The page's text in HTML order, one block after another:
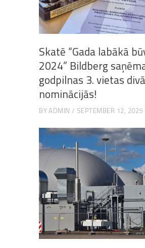
Skatē “Gada labākā
2024” Bildberg
godpilnas 3. vietas
nominācijās!
BYADMIN SEPTEMBER 12, 2025